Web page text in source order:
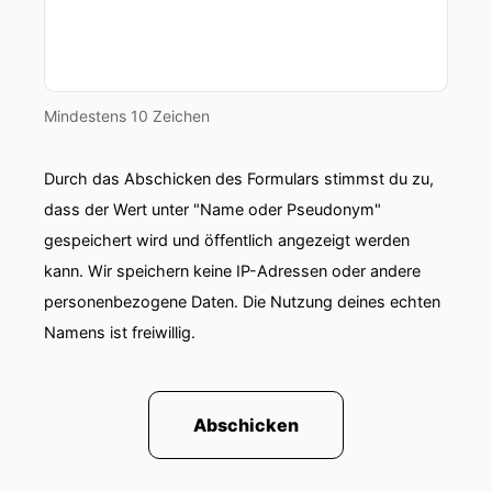
00:00:44: aber das ist dann auch normal, wenn
00:00:47: dass das mal passieren kann.
00:00:49: Aber ich muss sagen, hat mir echt gut
gefallen.
00:00:51: Ich fand nach unserer letzten Folge
über den Gardasee
00:00:53: war es irgendwie echt so, dass man
00:00:55: Mensch, müsste man mal hinfahren,
Mindestens 10 Zeichen
Durch das Abschicken des Formulars stimmst du zu,
dass der Wert unter "Name oder Pseudonym"
gespeichert wird und öffentlich angezeigt werden
kann. Wir speichern keine IP-Adressen oder andere
personenbezogene Daten. Die Nutzung deines echten
Namens ist freiwillig.
Abschicken